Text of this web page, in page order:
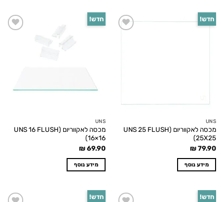
חדש!
UNS
מכסה לאקווריום (UNS 25 FLUSH
(25X25
₪79.90
מידע נוסף
חדש!
UNS
מכסה לאקווריום (UNS 16 FLUSH
(16×16
₪69.90
מידע נוסף
חדש! חדש!